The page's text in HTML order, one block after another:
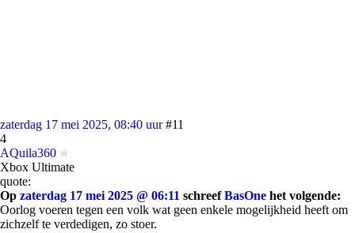
zaterdag 17 mei 2025, 08:40 uur #11
4
AQuila360
Xbox Ultimate
quote:
Op zaterdag 17 mei 2025 @ 06:11 schreefBasOne het volgende:
Oorlog voeren tegen een volk wat geen enkele mogelijkheid heeft om
zichzelf te verdedigen, zo stoer.